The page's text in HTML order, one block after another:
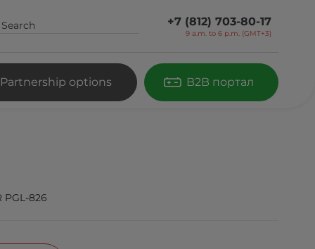
+7 (812) 703-80-17
9 a.m. to 6 p.m. (GMT+3)
Partnership options B2B портал
PGL-826